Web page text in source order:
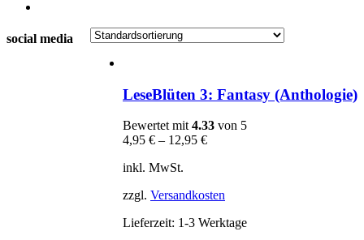
LeseBlüten 3: Fantasy (Anthologie)
Bewertet mit4.33 von 5
4,95 € – 12,95 €
inkl. MwSt.
zzgl. Versandkosten
Lieferzeit: 1-3 Werktage
social media